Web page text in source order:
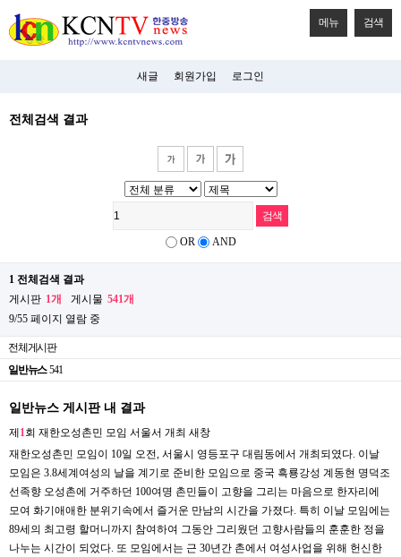
메뉴 검색
새글 회원가입 로그인
전체검색 결과
OR AND
1 전체검색 결과
게시판 1개 게시물 541개
9/55 페이지 열람 중
전체게시판
일반뉴스 541
일반뉴스 게시판 내 결과
제1 회 재한오성촌민 모임 서울서 개최 새창
재한오성촌민 모임이 10일 오전, 서울시 영등포구 대림동에서 개최되였다. 이날
모임은 3.8세계여성의 날을 계기로 준비한 모임으로 중국 흑룡강성 계동현 명덕조
선족향 오성촌에 거주하던 100여명 촌민들이 고향을 그리는 마음으로 한자리에
모여 화기애애한 분위기속에서 즐거운 만남의 시간을 가졌다. 특히 이날 모임에는
89세의 최고령 할머니까지 참여하여 그동안 그리웠던 고향사람들의 훈훈한 정을
나누는 시간이 되었다. 또 모임에서는 근 30년간 촌에서 여성사업을 위해 헌신한